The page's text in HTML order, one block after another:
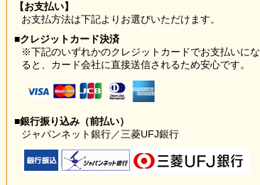
【お支払い】
お支払方法は下記よりお選びいただけます。
■クレジットカード決済
※下記のいずれかのクレジットカードでお支払いにな
ると、カード会社に直接送信されるため安心です。
■銀行振り込み（前払い）
ジャパンネット銀行／三菱UFJ銀行